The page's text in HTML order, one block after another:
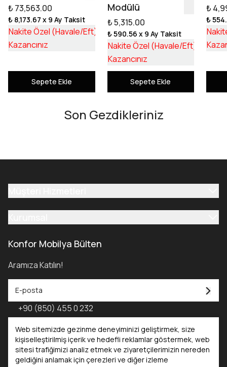
Web sitemizde gezinme deneyiminizi geliştirmek, size
kişiselleştirilmiş içerik ve hedefli reklamlar göstermek, web
sitesi trafiğimizi analiz etmek ve ziyaretçilerimizin nereden
geldiğini anlamak için çerezleri ve diğer izleme
₺ 73,563.00
₺ 8,173.67 x 9 Ay Taksit
Nakite Özel (Havale/Eft) ₺ 55,253.17
Kazancınız ₺ 18,309.83
Sepete Ekle
Modülü
₺ 5,315.00
₺ 590.56 x 9 Ay Taksit
Nakite Özel (Havale/Eft) ₺
Kazancınız
Sepete Ekle
₺
₺
Son Gezdikleriniz
Kataloglar
Konfor Mobilya Bülten
Aramıza Katılın!
+90 (850) 455 0 232
Konfor Mobilya Kataloğu - 2025